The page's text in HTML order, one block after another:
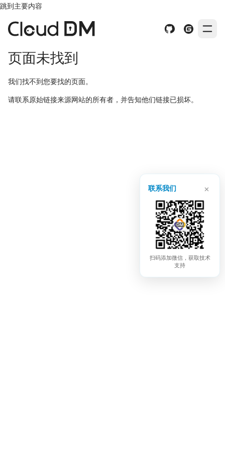
跳到主要内容
页面未找到
我们找不到您要找的页面。
请联系原始链接来源网站的所有者，并告知他们链接已损坏。
联系我们 ×
扫码添加微信，获取技术
支持